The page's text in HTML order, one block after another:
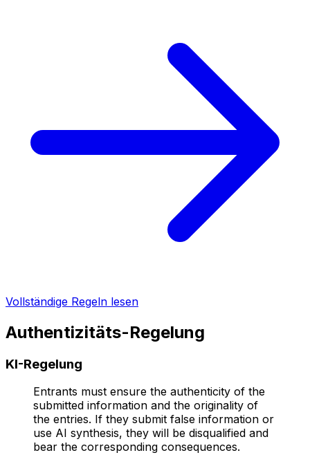
Vollständige Regeln lesen
Authentizitäts-Regelung
KI-Regelung
Entrants must ensure the authenticity of the
submitted information and the originality of
the entries. If they submit false information or
use AI synthesis, they will be disqualified and
bear the corresponding consequences.